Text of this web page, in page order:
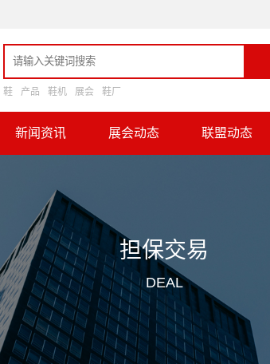
鞋 产品 鞋机 展会 鞋厂
新闻资讯 展会动态 联盟动态
担保交易
DEAL